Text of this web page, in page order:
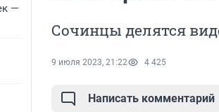
—
Сочинцы делятся
9 июля 2023, 21:22 4 425
Написать комментарий